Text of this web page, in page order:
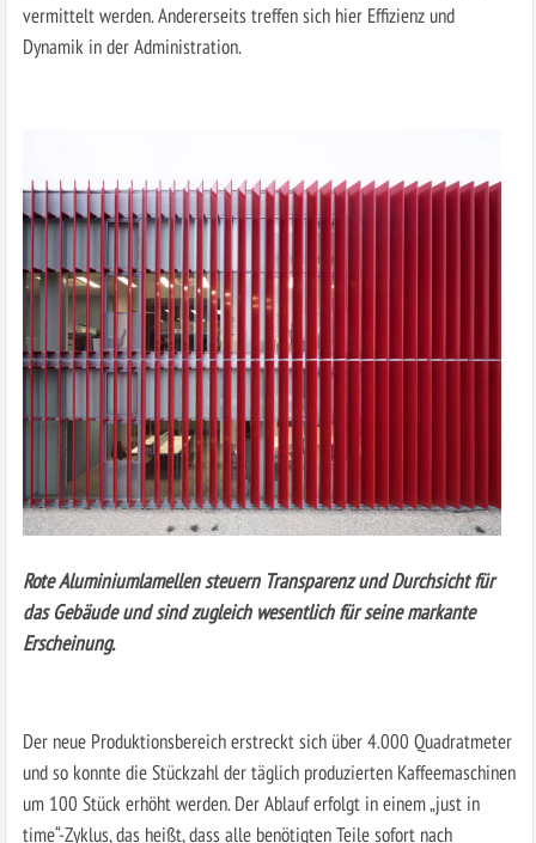
vermittelt werden. Andererseits treffen sich hier Effizienz und
Dynamik in der Administration.
Rote Aluminiumlamellen steuern Transparenz und Durchsicht für
das Gebäude und sind zugleich wesentlich für seine markante
Erscheinung.
Der neue Produktionsbereich erstreckt sich über 4.000 Quadratmeter
und so konnte die Stückzahl der täglich produzierten Kaffeemaschinen
um 100 Stück erhöht werden. Der Ablauf erfolgt in einem „just in
time“-Zyklus, das heißt, dass alle benötigten Teile sofort nach